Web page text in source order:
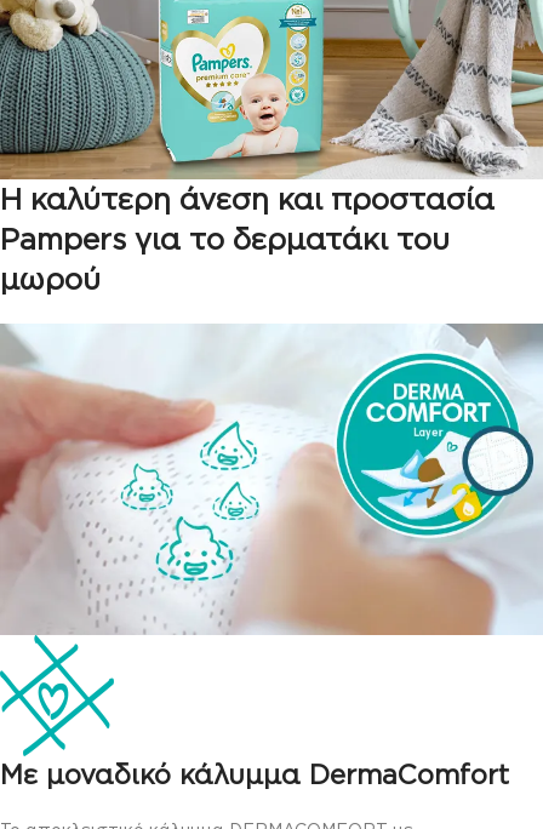
Η καλύτερη άνεση και προστασία
Pampers για το δερματάκι του
μωρού
Με μοναδικό κάλυμμα DermaComfort